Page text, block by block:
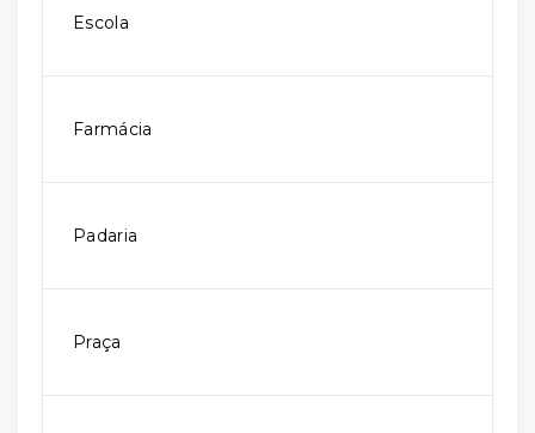
Escola
Farmácia
Padaria
Praça